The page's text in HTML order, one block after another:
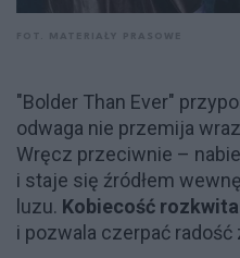
"Bolder Than Ever"
odwaga nie przemija
Wręcz przeciwnie –
i staje się źródłem
luzu. Kobiecość rozkwita
i pozwala czerpać